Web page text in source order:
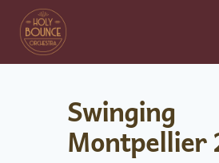
Swinging
Montpellier